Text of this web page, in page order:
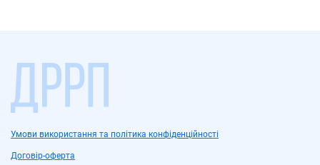
Умови використання та політика конфіденційності
Договір-оферта